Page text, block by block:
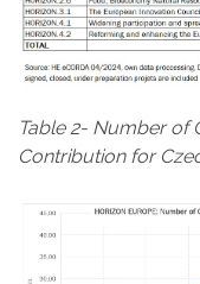
Table 2- Number of
Contribution for